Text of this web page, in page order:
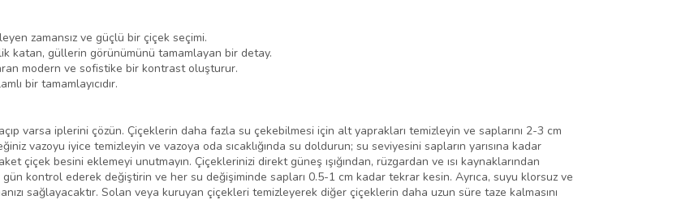
zamansız ve güçlü bir çiçek seçimi.
katan, güllerin görünümünü tamamlayan bir detay.
modern ve sofistike bir kontrast oluşturur.
bir tamamlayıcıdır.
varsa iplerini çözün. Çiçeklerin daha fazla su çekebilmesi için alt yaprakları temizleyin ve saplarını 2-3 cm
vazoyu iyice temizleyin ve vazoya oda sıcaklığında su doldurun; su seviyesini sapların yarısına kadar
çiçek besini eklemeyi unutmayın. Çiçeklerinizi direkt güneş ışığından, rüzgardan ve ısı kaynaklarından
kontrol ederek değiştirin ve her su değişiminde sapları 0.5-1 cm kadar tekrar kesin. Ayrıca, suyu klorsuz ve
sağlayacaktır. Solan veya kuruyan çiçekleri temizleyerek diğer çiçeklerin daha uzun süre taze kalmasını